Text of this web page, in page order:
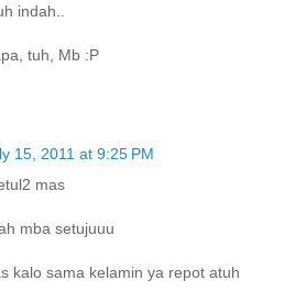
indah..
tuh, Mb :P
15, 2011 at 9:25 PM
mas
mba setujuuu
kalo sama kelamin ya repot atuh